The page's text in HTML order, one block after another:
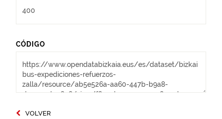
CÓDIGO
VOLVER